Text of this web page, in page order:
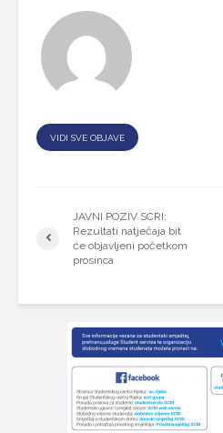
VIDI SVE OBJAVE
JAVNI POZIV SCRI:
Rezultati natječaja bit
će objavljeni početkom
prosinca